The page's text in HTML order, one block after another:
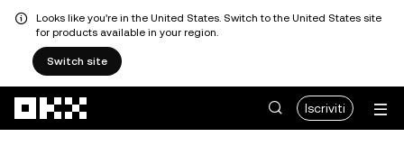
Looks like you're in the United States. Switch to the United States site
for products available in your region.
Switch site
Iscriviti